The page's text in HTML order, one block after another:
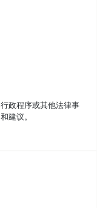
政程序或其他法律事
建议。